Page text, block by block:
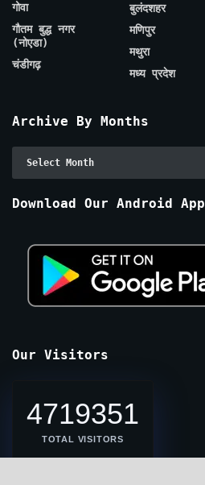
गोवा
गौतम बुद्ध नगर
(नोएडा)
चंडीगढ़
बुलंदशहर
मणिपुर
मथुरा
मध्य प्रदेश
Archive By Months
Archive
Download Our Android App
Our Visitors
4719351
TOTAL VISITORS